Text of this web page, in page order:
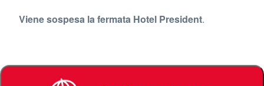
Viene sospesa la fermata Hotel President.